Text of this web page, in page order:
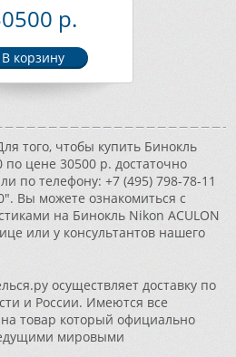
р.
того, чтобы купить Бинокль
по цене 30500 р. достаточно
по телефону: +7 (495) 798-78-11
Вы можете ознакомиться с
на Бинокль Nikon ACULON
или у консультантов нашего
осуществляет доставку по
и России. Имеются все
товар который официально
мировыми